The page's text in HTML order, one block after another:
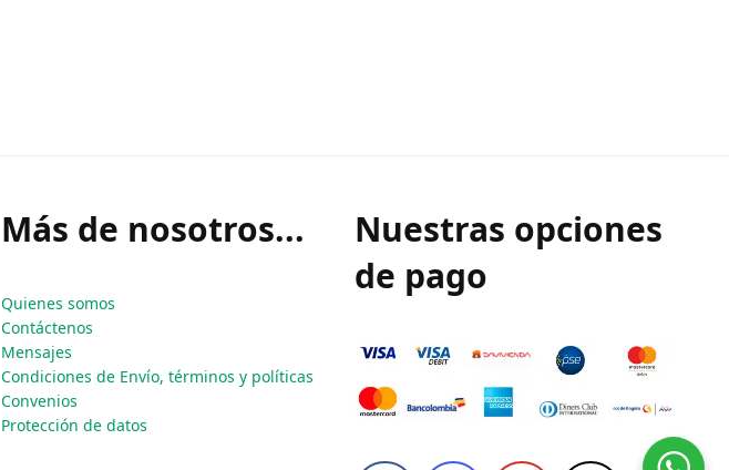
Más de nosotros...
Quienes somos
Contáctenos
Mensajes
Condiciones de Envío, términos y políticas
Convenios
Protección de datos
Nuestras opciones
de pago